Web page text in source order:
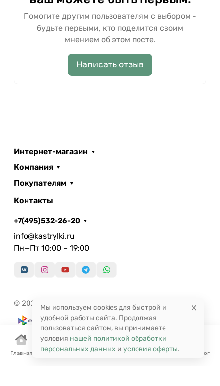
Главная Корзина Избранное Сравнение Поиск Каталог
Помогите другим пользователям с выбором -
будьте первыми, кто поделится своим
мнением об этом посте.
Написать отзыв
Интернет-магазин
Компания
Покупателям
Контакты
+7(495)532-26-20
info@kastrylki.ru
Пн—Пт 10:00 – 19:00
© 2026 Кастрюльки.ру
Мы используем cookies для быстрой и
удобной работы сайта. Продолжая
пользоваться сайтом, вы принимаете
условия нашей политикой обработки
персональных данных и условия оферты.